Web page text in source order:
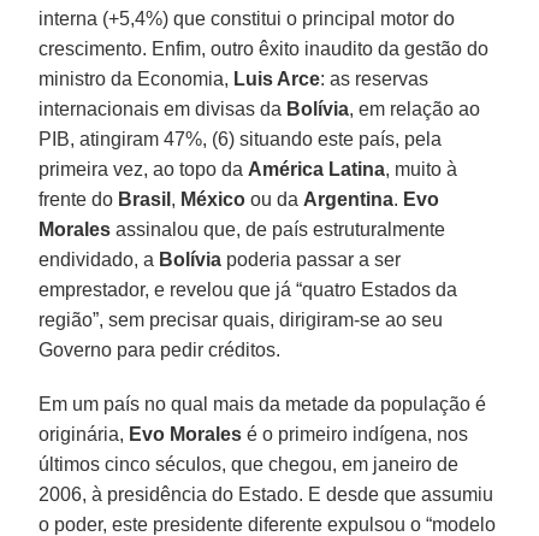
interna (+5,4%) que constitui o principal motor do
crescimento. Enfim, outro êxito inaudito da gestão do
ministro da Economia, Luis Arce: as reservas
internacionais em divisas da Bolívia, em relação ao
PIB, atingiram 47%, (6) situando este país, pela
primeira vez, ao topo da América Latina, muito à
frente do Brasil , México ou da Argentina. Evo
Morales assinalou que, de país estruturalmente
endividado, a Bolívia poderia passar a ser
emprestador, e revelou que já “quatro Estados da
região”, sem precisar quais, dirigiram-se ao seu
Governo para pedir créditos.
Em um país no qual mais da metade da população é
originária, Evo Morales é o primeiro indígena, nos
últimos cinco séculos, que chegou, em janeiro de
2006, à presidência do Estado. E desde que assumiu
o poder, este presidente diferente expulsou o “modelo